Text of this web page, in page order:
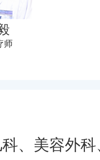
师
、美容外科